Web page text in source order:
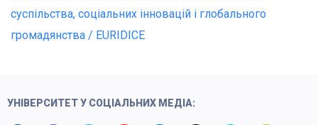
суспільства, соціальних інновацій і глобального
громадянства / EURIDICE
УНІВЕРСИТЕТ У СОЦІАЛЬНИХ МЕДІА: